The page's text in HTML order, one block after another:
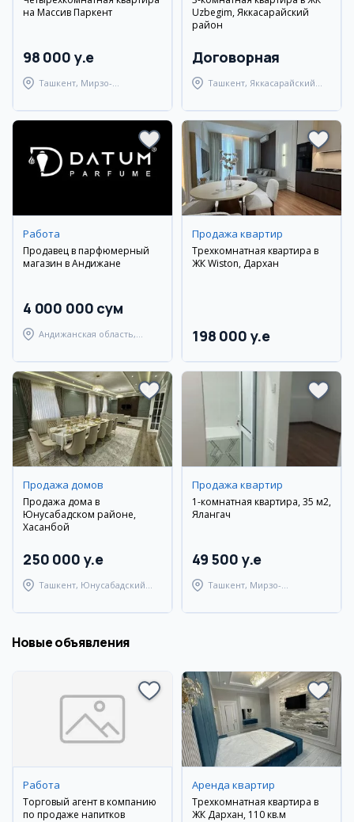
на Массив Паркент
98 000 y.e
Ташкент, Мирзо-
Uzbegim, Яккасарайский
район
Договорная
Ташкент, Яккасарайский
Работа
Продавец в парфюмерный
магазин в Андижане
4 000 000 сум
Андижанская область,
Продажа квартир
Трехкомнатная квартира в
ЖК Wiston, Дархан
198 000 y.e
Продажа домов
Продажа дома в
Юнусабадском районе,
Хасанбой
250 000 y.e
Ташкент, Юнусабадский
Продажа квартир
1-комнатная квартира, 35 м2,
Ялангач
49 500 y.e
Ташкент, Мирзо-
Новые объявления
Работа
Торговый агент в компанию
по продаже напитков
Аренда квартир
Трехкомнатная квартира в
ЖК Дархан, 110 кв.м